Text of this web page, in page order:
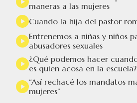
maneras a las mujeres
Cuando la hija del pastor
Entrenemos a niñas y niños
abusadores sexuales
¿Qué podemos hacer
es quien acosa en la escuela?
“Así rechacé los mandatos
mujeres”